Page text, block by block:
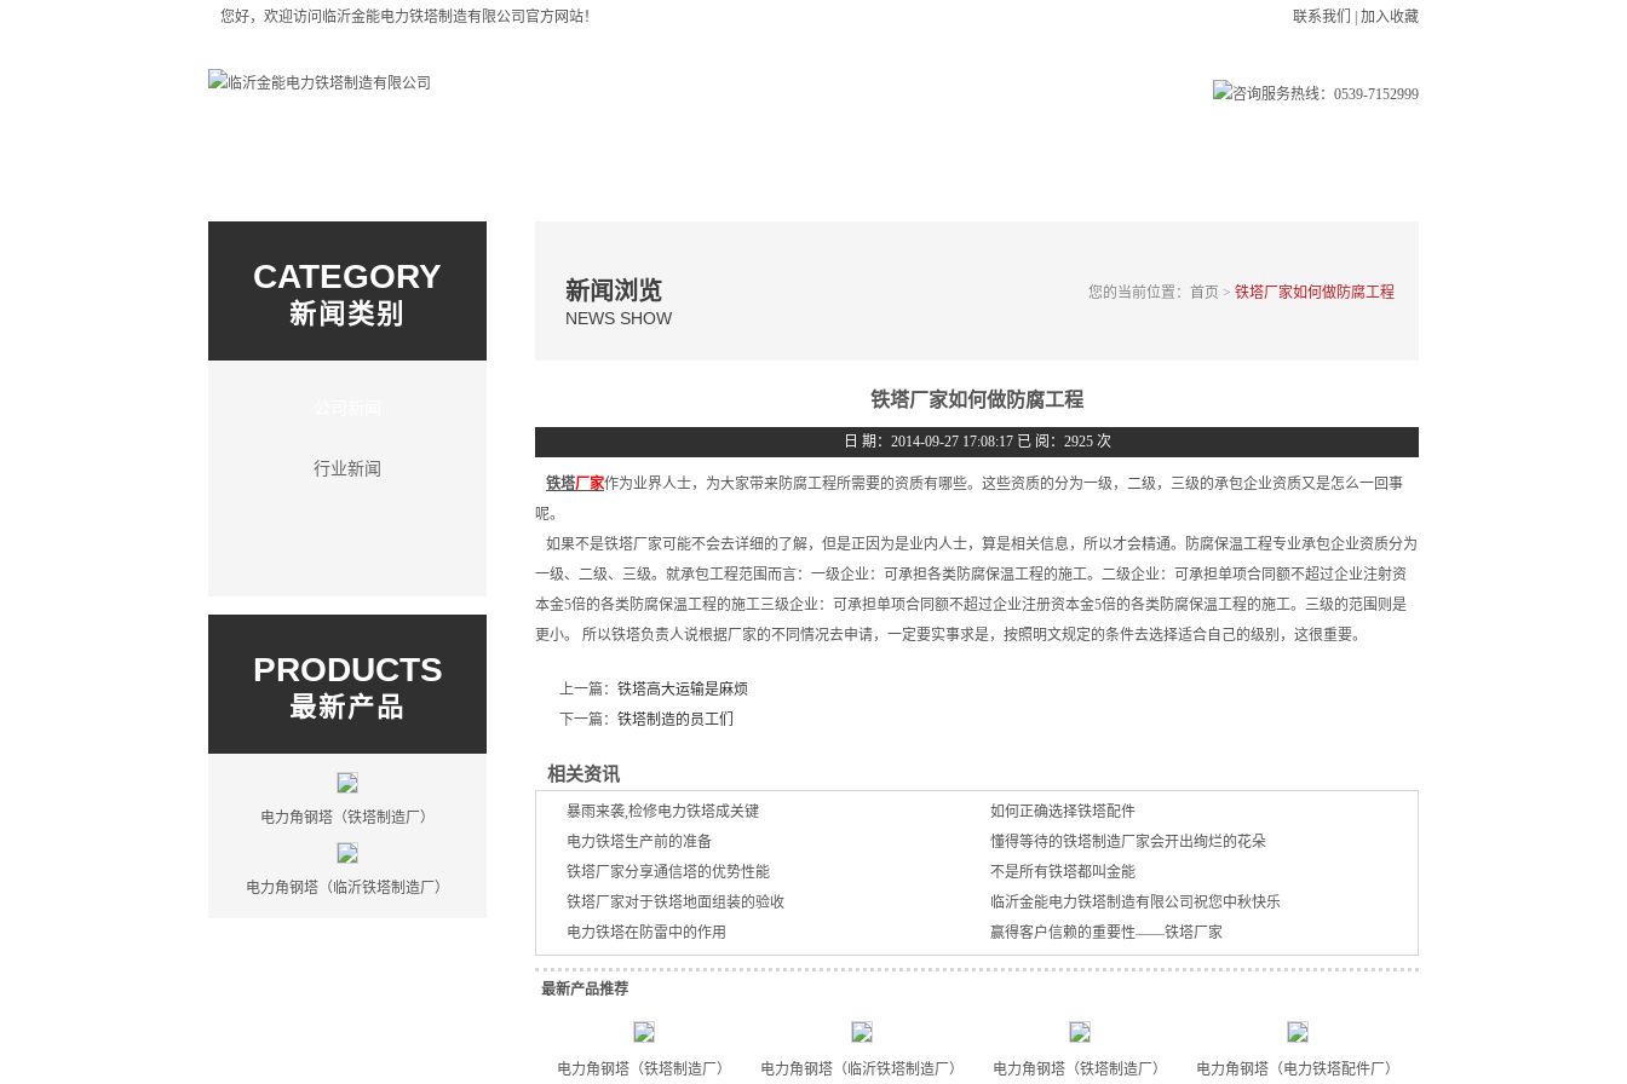
联系我们 加入收藏
您好，欢迎访问临沂金能电力铁塔制造有限公司官方网站！
您的当前位置： 首页 > 铁塔厂家如何做防腐工程
新闻浏览
NEWS SHOW
铁塔厂家如何做防腐工程
日 期：2014-09-27 17:08:17 已 阅：2925 次
铁塔厂家作为业界人士，为大家带来防腐工程所需要的资质有哪些。这些资质的分为一级，二级，三级的承包企业资质又是怎么一回事
呢。
如果不是铁塔厂家可能不会去详细的了解，但是正因为是业内人士，算是相关信息，所以才会精通。防腐保温工程专业承包企业资质分为
一级、二级、三级。就承包工程范围而言：一级企业：可承担各类防腐保温工程的施工。二级企业：可承担单项合同额不超过企业注射资
本金5倍的各类防腐保温工程的施工三级企业：可承担单项合同额不超过企业注册资本金5倍的各类防腐保温工程的施工。三级的范围则是
更小。 所以铁塔负责人说根据厂家的不同情况去申请，一定要实事求是，按照明文规定的条件去选择适合自己的级别，这很重要。
上一篇： 铁塔高大运输是麻烦
下一篇： 铁塔制造的员工们
相关资讯
暴雨来袭,检修电力铁塔成关键
如何正确选择铁塔配件
电力铁塔生产前的准备
懂得等待的铁塔制造厂家会开出绚烂的花朵
铁塔厂家分享通信塔的优势性能
不是所有铁塔都叫金能
铁塔厂家对于铁塔地面组装的验收
临沂金能电力铁塔制造有限公司祝您中秋快乐
电力铁塔在防雷中的作用
赢得客户信赖的重要性——铁塔厂家
最新产品推荐
电力角钢塔（铁塔制造厂） 电力角钢塔（临沂铁塔制造厂） 电力角钢塔（铁塔制造厂） 电力角钢塔（电力铁塔配件厂）
CATEGORY
新闻类别
行业新闻
PRODUCTS
最新产品
电力角钢塔（铁塔制造厂）
电力角钢塔（临沂铁塔制造厂）